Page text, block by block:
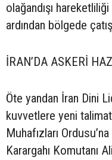
olağandışı
ardından bölgede
İRAN’DA ASKERİ
Öte yandan İran Dini
kuvvetlere yeni
Muhafızları
Karargahı Komutanı